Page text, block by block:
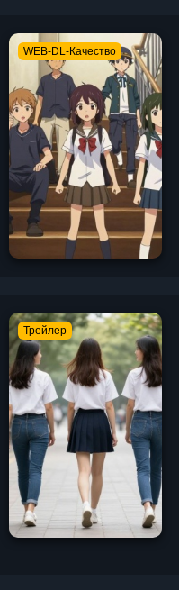
WEB-DL-Качество
Трейлер